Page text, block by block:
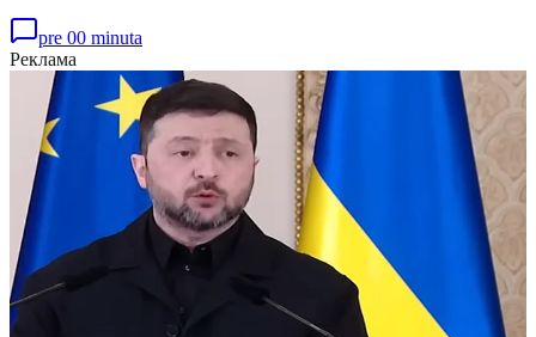
pre 00 minuta
Реклама